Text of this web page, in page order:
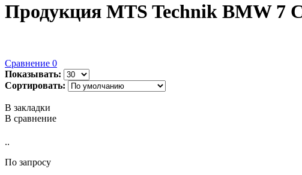
Продукция MTS Technik BMW 7
Сравнение 0
Показывать:
Сортировать:
В закладки
В сравнение
..
По запросу